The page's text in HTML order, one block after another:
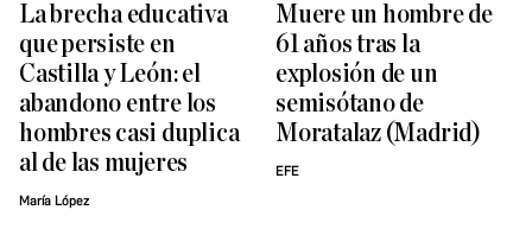
La brecha educativa
que persiste en
Castilla y León: el
abandono entre los
hombres casi duplica
al de las mujeres
María López
Muere un hombre de
61 años tras la
explosión de un
semisótano de
Moratalaz (Madrid)
EFE